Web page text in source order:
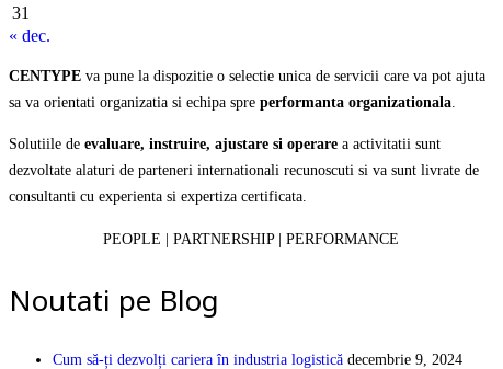
31
« dec.
CENTYPE va pune la dispozitie o selectie unica de servicii care va pot ajuta
sa va orientati organizatia si echipa spre performanta organizationala
Solutiile de evaluare, instruire, ajustare si operare a activitatii sunt
dezvoltate alaturi de parteneri internationali recunoscuti si va sunt livrate de
consultanti cu experienta si expertiza certificata.
PEOPLE | PARTNERSHIP | PERFORMANCE
Noutati pe Blog
Cum să-ți dezvolți cariera în industria logistică decembrie 9, 2024